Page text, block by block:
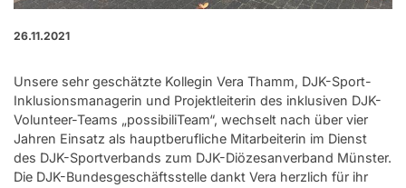
26.11.2021
Unsere sehr geschätzte Kollegin Vera Thamm, DJK-Sport-
Inklusionsmanagerin und Projektleiterin des inklusiven DJK-
Volunteer-Teams „possibiliTeam“, wechselt nach über vier
Jahren Einsatz als hauptberufliche Mitarbeiterin im Dienst
des DJK-Sportverbands zum DJK-Diözesanverband Münster.
Die DJK-Bundesgeschäftsstelle dankt Vera herzlich für ihr